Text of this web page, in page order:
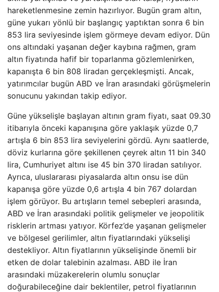
hareketlenmesine zemin hazırlıyor. Bugün gram altın,
güne yukarı yönlü bir başlangıç yaptıktan sonra 6 bin
853 lira seviyesinde işlem görmeye devam ediyor. Dün
ons altındaki yaşanan değer kaybına rağmen, gram
altın fiyatında hafif bir toparlanma gözlemlenirken,
kapanışta 6 bin 808 liradan gerçekleşmişti. Ancak,
yatırımcılar bugün ABD ve İran arasındaki görüşmelerin
sonucunu yakından takip ediyor.
Güne yükselişle başlayan altının gram fiyatı, saat 09.30
itibarıyla önceki kapanışına göre yaklaşık yüzde 0,7
artışla 6 bin 853 lira seviyelerini gördü. Aynı saatlerde,
döviz kurlarına göre şekillenen çeyrek altın 11 bin 340
lira, Cumhuriyet altını ise 45 bin 370 liradan satılıyor.
Ayrıca, uluslararası piyasalarda altın onsu ise dün
kapanışa göre yüzde 0,6 artışla 4 bin 767 dolardan
işlem görüyor. Bu artışların temel sebepleri arasında,
ABD ve İran arasındaki politik gelişmeler ve jeopolitik
risklerin artması yatıyor. Körfez’de yaşanan gelişmeler
ve bölgesel gerilimler, altın fiyatlarındaki yükselişi
destekliyor. Altın fiyatlarının yükselişinde önemli bir
etken de dolar talebinin azalması. ABD ile İran
arasındaki müzakerelerin olumlu sonuçlar
doğurabileceğine dair beklentiler, petrol fiyatlarının